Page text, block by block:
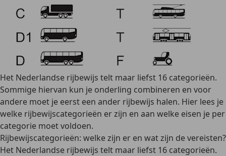
Het Nederlandse rijbewijs telt maar liefst 16 categorieën.
Sommige hiervan kun je onderling combineren en voor
andere moet je eerst een ander rijbewijs halen. Hier lees je
welke rijbewijscategorieën er zijn en aan welke eisen je per
categorie moet voldoen.
Rijbewijscategorieën: welke zijn er en wat zijn de vereisten?
Het Nederlandse rijbewijs telt maar liefst 16 categorieën.